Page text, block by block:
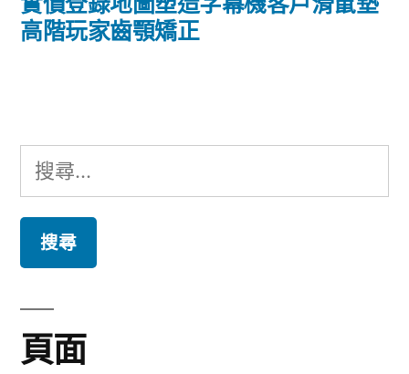
覽
篇
高階玩家齒顎矯正
搜
尋
鍵
字:
頁面